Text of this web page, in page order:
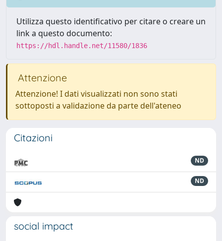
Utilizza questo identificativo per citare o creare un
link a questo documento:
https://hdl.handle.net/11580/1836
Attenzione
Attenzione! I dati visualizzati non sono stati
sottoposti a validazione da parte dell'ateneo
Citazioni
ND
ND
social impact